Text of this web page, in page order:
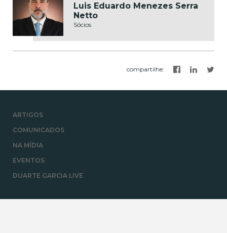
Luis Eduardo Menezes Serra
Netto
Sócios
compartilhe:
ARTIGOS
COMUNICADOS
NA MÍDIA
EVENTOS
DUARTE GARCIA LIVE